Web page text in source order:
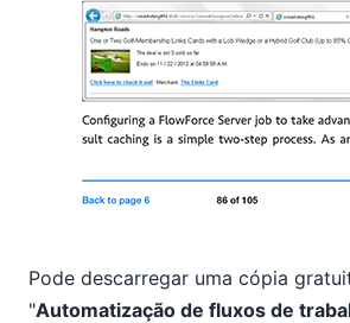
Pode descarregar uma cópia
"Automatização de fluxos de